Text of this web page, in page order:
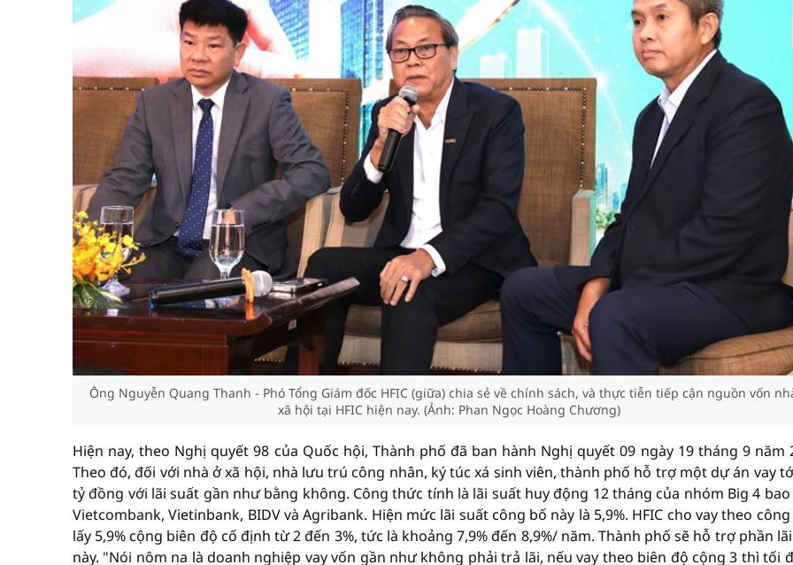
Ông Nguyễn Quang Thanh - Phó Tổng Giám đốc HFIC (giữa) chia sẻ về chính sách, và thực tiễn tiếp cận nguồn vốn
xã hội tại HFIC hiện nay. (Ảnh: Phan Ngọc Hoàng Chương)
Hiện nay, theo Nghị quyết 98 của Quốc hội, Thành phố đã ban hành Nghị quyết 09 ngày 19 tháng 9 năm
Theo đó, đối với nhà ở xã hội, nhà lưu trú công nhân, ký túc xá sinh viên, thành phố hỗ trợ một dự án vay
tỷ đồng với lãi suất gần như bằng không. Công thức tính là lãi suất huy động 12 tháng của nhóm Big 4
Vietcombank, Vietinbank, BIDV và Agribank. Hiện mức lãi suất công bố này là 5,9%. HFIC cho vay theo
lấy 5,9% cộng biên độ cố định từ 2 đến 3%, tức là khoảng 7,9% đến 8,9%/ năm. Thành phố sẽ hỗ trợ phần
này. "Nói nôm na là doanh nghiệp vay vốn gần như không phải trả lãi, nếu vay theo biên độ cộng 3 thì tối